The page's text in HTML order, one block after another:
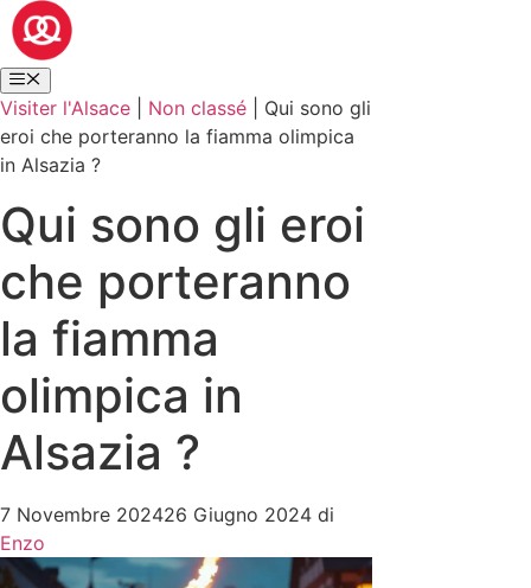
Visiter l'Alsace Non classé
Qui sono gli
eroi che porteranno la fiamma olimpica
in Alsazia ?
Qui sono gli eroi
che porteranno
la fiamma
olimpica in
Alsazia ?
7 Novembre 202426 Giugno 2024 di
Enzo